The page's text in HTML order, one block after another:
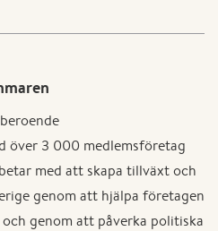
över 3 000 medlemsföretag
med att skapa tillväxt och
genom att hjälpa företagen
genom att påverka politiska